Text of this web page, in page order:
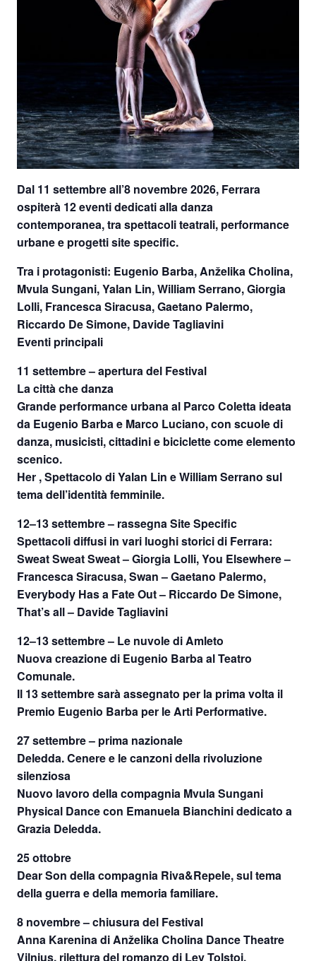
Dal 11 settembre all’8 novembre 2026, Ferrara
ospiterà 12 eventi dedicati alla danza
contemporanea, tra spettacoli teatrali, performance
urbane e progetti site specific.
Tra i protagonisti: Eugenio Barba, Anželika Cholina,
Mvula Sungani, Yalan Lin, William Serrano, Giorgia
Lolli, Francesca Siracusa, Gaetano Palermo,
Riccardo De Simone, Davide Tagliavini
Eventi principali
11 settembre – apertura del Festival
La città che danza
Grande performance urbana al Parco Coletta ideata
da Eugenio Barba e Marco Luciano, con scuole di
danza, musicisti, cittadini e biciclette come elemento
scenico.
Her , Spettacolo di Yalan Lin e William Serrano sul
tema dell’identità femminile.
12–13 settembre – rassegna Site Specific
Spettacoli diffusi in vari luoghi storici di Ferrara:
Sweat Sweat Sweat – Giorgia Lolli, You Elsewhere –
Francesca Siracusa, Swan – Gaetano Palermo,
Everybody Has a Fate Out – Riccardo De Simone,
That’s all – Davide Tagliavini
12–13 settembre – Le nuvole di Amleto
Nuova creazione di Eugenio Barba al Teatro
Comunale.
Il 13 settembre sarà assegnato per la prima volta il
Premio Eugenio Barba per le Arti Performative.
27 settembre – prima nazionale
Deledda. Cenere e le canzoni della rivoluzione
silenziosa
Nuovo lavoro della compagnia Mvula Sungani
Physical Dance con Emanuela Bianchini dedicato a
Grazia Deledda.
25 ottobre
Dear Son della compagnia Riva&Repele, sul tema
della guerra e della memoria familiare.
8 novembre – chiusura del Festival
Anna Karenina di Anželika Cholina Dance Theatre
Vilnius, rilettura del romanzo di Lev Tolstoj.